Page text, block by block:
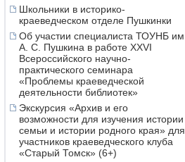
Школьники в историко-
краеведческом отделе Пушкинки
Об участии специалиста ТОУНБ им.
А. С. Пушкина в работе XXVI
Всероссийского научно-
практического семинара
«Проблемы краеведческой
деятельности библиотек»
Экскурсия «Архив и его
возможности для изучения истории
семьи и истории родного края» для
участников краеведческого клуба
«Старый Томск» (6+)